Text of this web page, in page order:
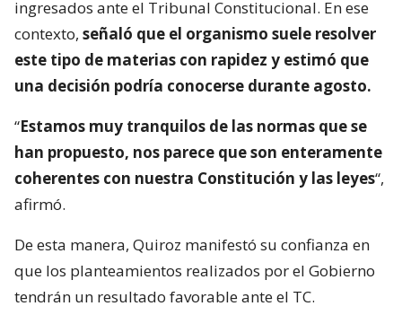
ingresados ante el Tribunal Constitucional. En ese
contexto, señaló que el organismo suele resolver
este tipo de materias con rapidez y estimó que
una decisión podría conocerse durante agosto.
“Estamos muy tranquilos de las normas que se
han propuesto, nos parece que son enteramente
coherentes con nuestra Constitución y las leyes“,
afirmó.
De esta manera, Quiroz manifestó su confianza en
que los planteamientos realizados por el Gobierno
tendrán un resultado favorable ante el TC.